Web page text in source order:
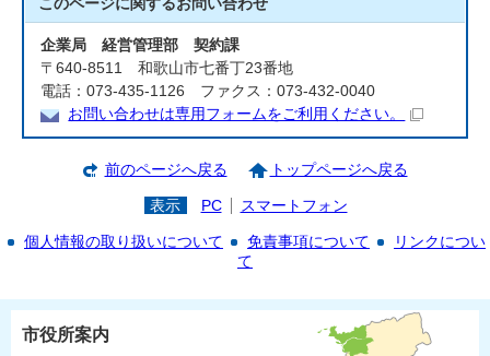
このページに関するお問い合わせ
企業局 経営管理部 契約課
〒640-8511 和歌山市七番丁23番地
電話：073-435-1126 ファクス：073-432-0040
お問い合わせは専用フォームをご利用ください。
前のページへ戻る トップページへ戻る
表示 PC スマートフォン
個人情報の取り扱いについて 免責事項について
リンクについ
て
市役所案内